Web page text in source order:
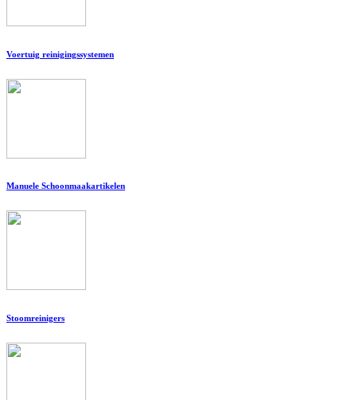
Voertuig reinigingssystemen
Manuele Schoonmaakartikelen
Stoomreinigers